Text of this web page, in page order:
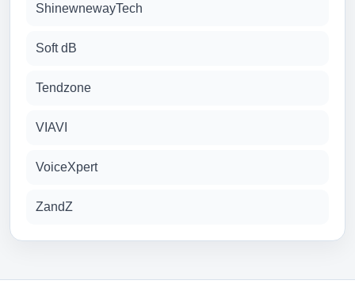
ShinewnewayTech
Soft dB
Tendzone
VIAVI
VoiceXpert
ZandZ